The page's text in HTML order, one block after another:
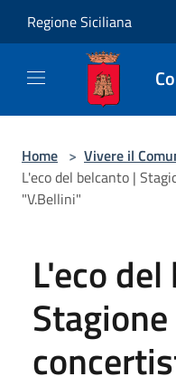
Regione Siciliana
Home > Vivere il
L'eco del belcanto |
"V.Bellini"
L'eco
Stagione